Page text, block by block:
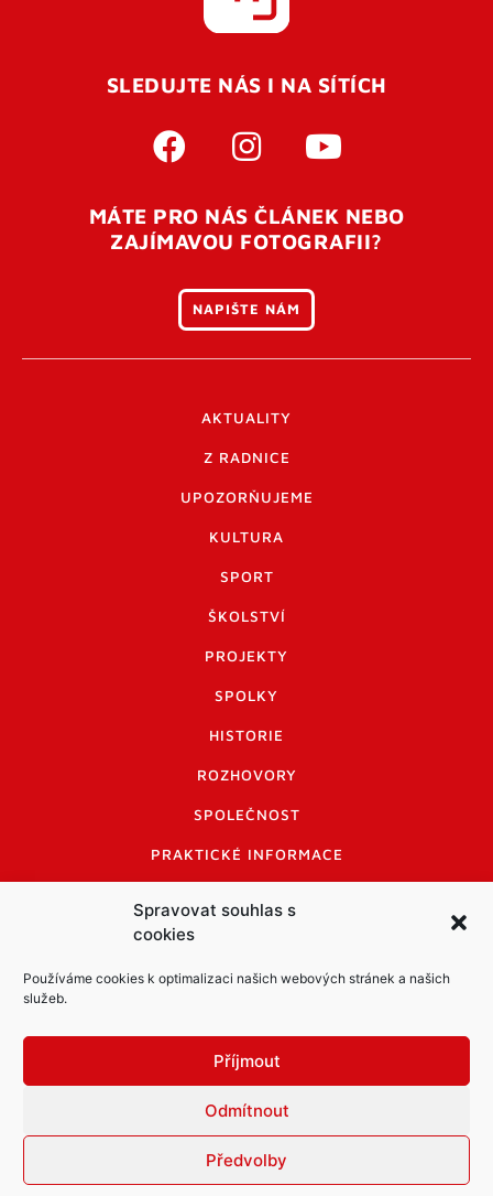
Spravovat souhlas s
cookies
Používáme cookies k optimalizaci našich webových stránek a našich
služeb.
Příjmout
Odmítnout
Předvolby
SLEDUJTE NÁS I NA SÍTÍCH
MÁTE PRO NÁS ČLÁNEK NEBO
ZAJÍMAVOU FOTOGRAFII?
NAPIŠTE NÁM
AKTUALITY
Z RADNICE
UPOZORŇUJEME
KULTURA
SPORT
ŠKOLSTVÍ
PROJEKTY
SPOLKY
HISTORIE
ROZHOVORY
SPOLEČNOST
PRAKTICKÉ INFORMACE
INFORMACE A KODEX DISKUTUJÍCÍCH
LOGO A LOGO MANUÁL
© Město Mníšek pod Brdy
Informace o zpracování osobních údajů